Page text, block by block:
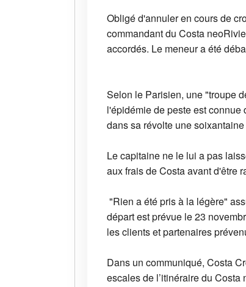
Obligé d'annuler en cours de
commandant du Costa
accordés. Le meneur a été
Selon le Parisien, une "troupe
l'épidémie de peste est
dans sa révolte une
Le capitaine ne le lui a pas
aux frais de Costa avant d'être
"Rien a été pris à la légère"
départ est prévue le 23
les clients et partenaires
Dans un communiqué, Costa
escales de l’itinéraire du